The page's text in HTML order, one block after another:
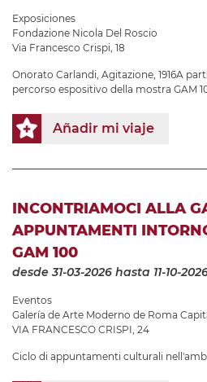
Exposiciones
Fondazione Nicola Del Roscio
Via Francesco Crispi, 18
Onorato Carlandi, Agitazione, 1916A
percorso espositivo della mostra GAM
Añadir mi viaje
INCONTRIAMOCI ALLA
APPUNTAMENTI
GAM 100
desde 31-03-2026 hasta 11-10-
Eventos
Galería de Arte Moderno de Roma
VIA FRANCESCO CRISPI, 24
Ciclo di appuntamenti culturali